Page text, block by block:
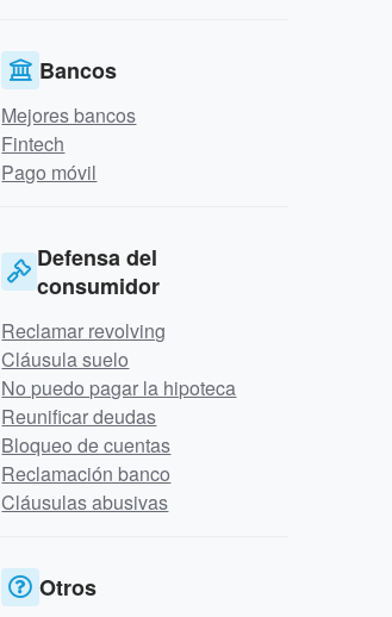
Bancos
Mejores bancos
Fintech
Pago móvil
Defensa del
consumidor
Reclamar revolving
Cláusula suelo
No puedo pagar la hipoteca
Reunificar deudas
Bloqueo de cuentas
Reclamación banco
Cláusulas abusivas
Otros